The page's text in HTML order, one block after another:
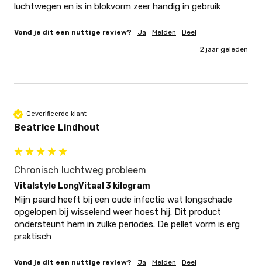
luchtwegen en is in blokvorm zeer handig in gebruik
Vond je dit een nuttige review? Ja Melden Deel
2 jaar geleden
Geverifieerde klant
Beatrice Lindhout
Chronisch luchtweg probleem
Vitalstyle LongVitaal 3 kilogram
Mijn paard heeft bij een oude infectie wat longschade
opgelopen bij wisselend weer hoest hij. Dit product
ondersteunt hem in zulke periodes. De pellet vorm is erg
praktisch
Vond je dit een nuttige review? Ja Melden Deel